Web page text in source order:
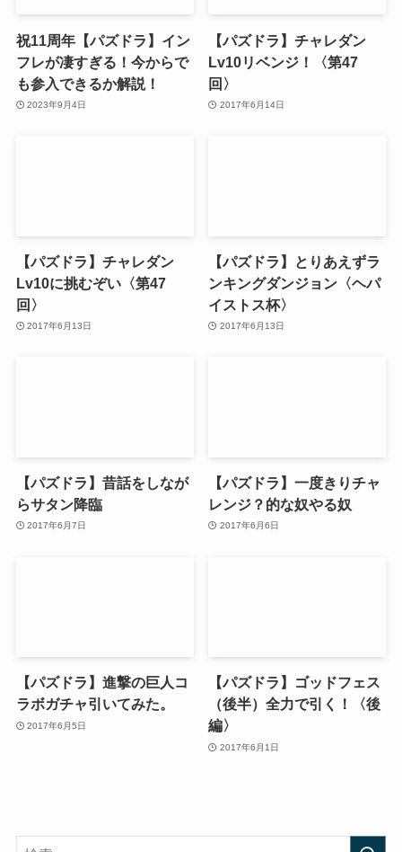
祝11周年【パズドラ】イン
フレが凄すぎる！今からで
も参入できるか解説！
2023年9月4日
【パズドラ】チャレダン
Lv10リベンジ！〈第47
回〉
2017年6月14日
【パズドラ】チャレダン
Lv10に挑むぞい〈第47
回〉
2017年6月13日
【パズドラ】とりあえずラ
ンキングダンジョン〈ヘパ
イストス杯〉
2017年6月13日
【パズドラ】昔話をしなが
らサタン降臨
2017年6月7日
【パズドラ】一度きりチャ
レンジ？的な奴やる奴
2017年6月6日
【パズドラ】進撃の巨人コ
ラボガチャ引いてみた。
2017年6月5日
【パズドラ】ゴッドフェス
（後半）全力で引く！〈後
編〉
2017年6月1日